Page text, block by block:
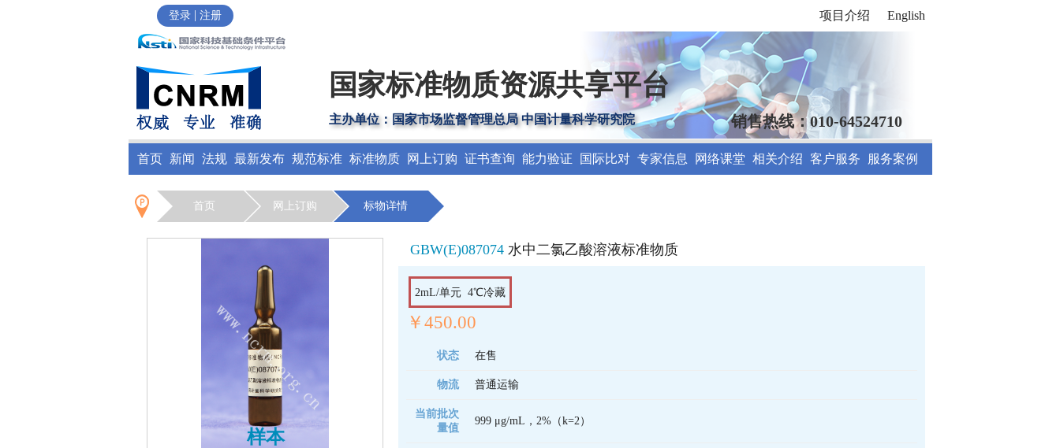
登录 | 注册 项目介绍 English
国家标准物质资源共享平台
主办单位：国家市场监督管理总局 中国计量科学研究院 销售热线：010-64524710
首页 新闻 法规 最新发布 规范标准 标准物质 网上订购 证书查询 能力验证 国际比对 专家信息 网络课堂 相关介绍 客户服务 服务案例
首页 网上订购 标物详情
样本
GBW(E)087074 水中二氯乙酸溶液标准物质
2mL/单元 4℃冷藏
￥450.00
状态 在售
物流 普通运输
当前批次
量值
999 μg/mL，2%（k=2）